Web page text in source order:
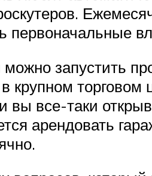
первоначальные
запустить
в крупном
вы все-таки
арендовать